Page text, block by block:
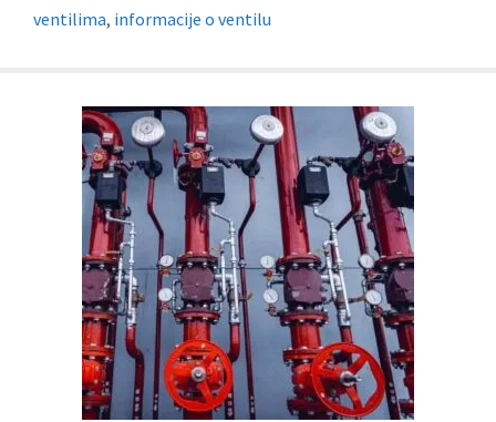
ventilima, informacije o ventilu